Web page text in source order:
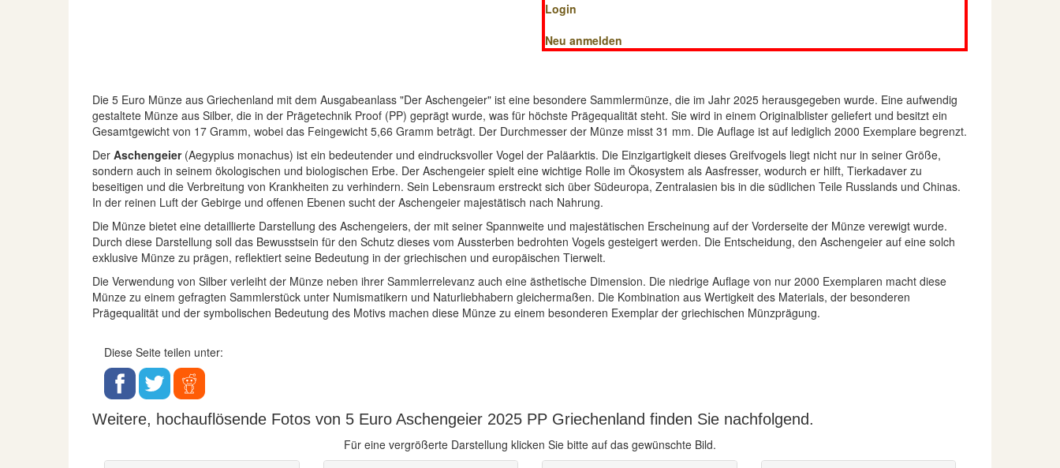
Login
Neu anmelden
Die 5 Euro Münze aus Griechenland mit dem Ausgabeanlass "Der Aschengeier" ist eine besondere Sammlermünze, die im Jahr 2025 herausgegeben wurde. Eine aufwendig
gestaltete Münze aus Silber, die in der Prägetechnik Proof (PP) geprägt wurde, was für höchste Prägequalität steht. Sie wird in einem Originalblister geliefert und besitzt ein
Gesamtgewicht von 17 Gramm, wobei das Feingewicht 5,66 Gramm beträgt. Der Durchmesser der Münze misst 31 mm. Die Auflage ist auf lediglich 2000 Exemplare begrenzt.
Der Aschengeier(Aegypius monachus) ist ein bedeutender und eindrucksvoller Vogel der Paläarktis. Die Einzigartigkeit dieses Greifvogels liegt nicht nur in seiner Größe,
sondern auch in seinem ökologischen und biologischen Erbe. Der Aschengeier spielt eine wichtige Rolle im Ökosystem als Aasfresser, wodurch er hilft, Tierkadaver zu
beseitigen und die Verbreitung von Krankheiten zu verhindern. Sein Lebensraum erstreckt sich über Südeuropa, Zentralasien bis in die südlichen Teile Russlands und Chinas.
In der reinen Luft der Gebirge und offenen Ebenen sucht der Aschengeier majestätisch nach Nahrung.
Die Münze bietet eine detaillierte Darstellung des Aschengeiers, der mit seiner Spannweite und majestätischen Erscheinung auf der Vorderseite der Münze verewigt wurde.
Durch diese Darstellung soll das Bewusstsein für den Schutz dieses vom Aussterben bedrohten Vogels gesteigert werden. Die Entscheidung, den Aschengeier auf eine solch
exklusive Münze zu prägen, reflektiert seine Bedeutung in der griechischen und europäischen Tierwelt.
Die Verwendung von Silber verleiht der Münze neben ihrer Sammlerrelevanz auch eine ästhetische Dimension. Die niedrige Auflage von nur 2000 Exemplaren macht diese
Münze zu einem gefragten Sammlerstück unter Numismatikern und Naturliebhabern gleichermaßen. Die Kombination aus Wertigkeit des Materials, der besonderen
Prägequalität und der symbolischen Bedeutung des Motivs machen diese Münze zu einem besonderen Exemplar der griechischen Münzprägung.
Diese Seite teilen unter:
Weitere, hochauflösende Fotos von 5 Euro Aschengeier 2025 PP Griechenland finden Sie nachfolgend.
Für eine vergrößerte Darstellung klicken Sie bitte auf das gewünschte Bild.